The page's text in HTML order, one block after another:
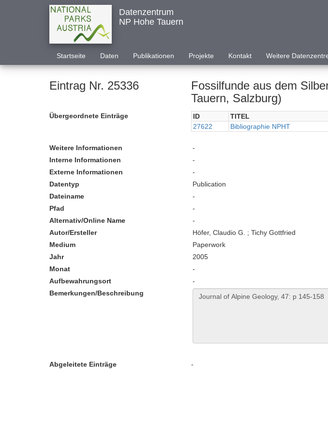
Datenzentrum
NP Hohe Tauern
Startseite Daten Publikationen Projekte Kontakt Weitere
Eintrag Nr. 25336
Fossilfunde aus dem
Tauern, Salzburg)
Übergeordnete Einträge ID TITEL
27622
Bibliographie NPHT
Weitere Informationen
-
Interne Informationen
-
Externe Informationen
-
Datentyp
Publication
Dateiname
-
Pfad
-
Alternativ/Online Name
-
Autor/Ersteller
Höfer, Claudio G. ; Tichy Gottfried
Medium
Paperwork
Jahr
2005
Monat
-
Aufbewahrungsort
-
Bemerkungen/Beschreibung
Abgeleitete Einträge -